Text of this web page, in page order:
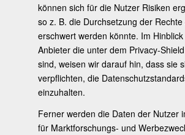
können sich für die Nutzer Risiken
so z. B. die Durchsetzung der
erschwert werden könnte. Im
Anbieter die unter dem Privacy-
sind, weisen wir darauf hin, dass sie
verpflichten, die
einzuhalten.
Ferner werden die Daten der Nutzer
für Marktforschungs- und